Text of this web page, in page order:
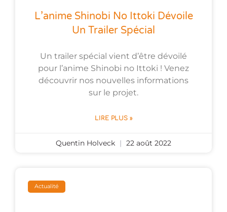
L’anime Shinobi No Ittoki Dévoile
Un Trailer Spécial
Un trailer spécial vient d’être dévoilé
pour l’anime Shinobi no Ittoki ! Venez
découvrir nos nouvelles informations
sur le projet.
LIRE PLUS »
Quentin Holveck 22 août 2022
Actualité